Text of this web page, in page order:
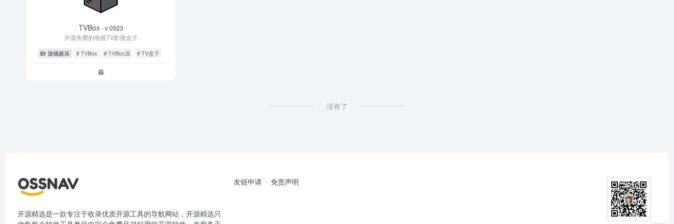
TVBox- v 0923
开源免费的电视TV影视盒子
游戏娱乐 # TVBox # TVBox源 # TV盒子
没有了
开源精选是一款专注于收录优质开源工具的导航网站，开源精选只
友链申请 免责声明